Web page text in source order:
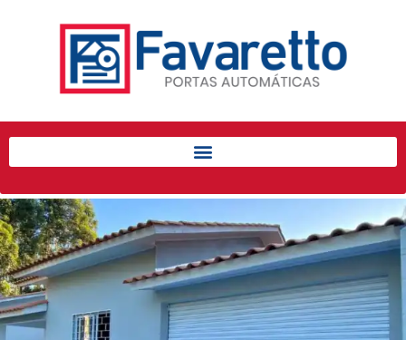
Início
Produtos
Porta de Enrolar Automática
Automatizadores
Acessórios Para Portas de
Enrolar